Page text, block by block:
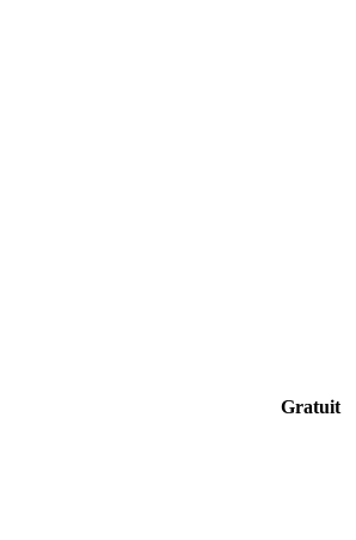
Gratuit